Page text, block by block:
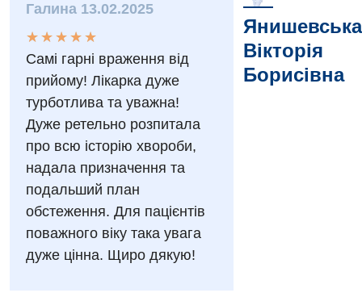
Інтернатура
Енциклопедія
Програма лояльності
Відгуки
Відео
Ангіографічні дослідження
Діагностичне відділення
Ендоскопічне відділення
Комп’ютерна томографія
Магнітно-резонансна томографія
Мамографія
Нейросонографія
Рентгенографія
Відділ госпіталізації
Відділення кардіосудинної патології та неврології
Відділення невідкладних станів
Відділення інтенсивної терапії
Гінекологічне відділення
Денний стаціонар
Діагностичне відділення
Ендоскопічне відділення
Декларування
Лікування гострого інфаркту
Національний скринінг здоров’я 40+
Галина 13.02.2025
★
★
★
★
★
★ ★ ★ ★ ★
Самі гарні враження від
прийому! Лікарка дуже
турботлива та уважна!
Дуже ретельно розпитала
про всю історію хвороби,
надала призначення та
подальший план
обстеження. Для пацієнтів
поважного віку така увага
дуже цінна. Щиро дякую!
Янишевська
Вікторія
Борисівна